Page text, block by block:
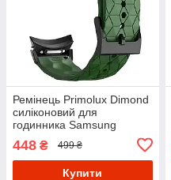
Ремінець Primolux Dimond
силіконовий для
годинника Samsung
Galaxy Watch 7 / Watch 6 /
Watch FE - Army Green
448 ₴ 499 ₴
Купити